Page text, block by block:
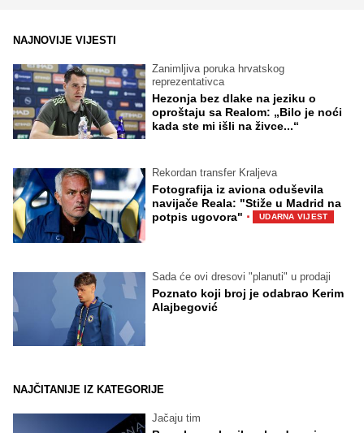
NAJNOVIJE VIJESTI
Zanimljiva poruka hrvatskog
reprezentativca
Hezonja bez dlake na jeziku o
oproštaju sa Realom: „Bilo je noći
kada ste mi išli na živce...“
Rekordan transfer Kraljeva
Fotografija iz aviona oduševila
navijače Reala: "Stiže u Madrid na
potpis ugovora" · UDARNA VIJEST
Sada će ovi dresovi "planuti" u prodaji
Poznato koji broj je odabrao Kerim
Alajbegović
NAJČITANIJE IZ KATEGORIJE
Jačaju tim